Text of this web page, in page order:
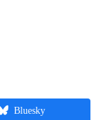
Bluesky